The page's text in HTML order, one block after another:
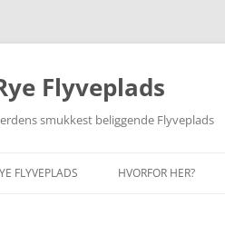
Flyveplads
smukkest beliggende Flyveplads
FLYVEPLADS HVORFOR HER?